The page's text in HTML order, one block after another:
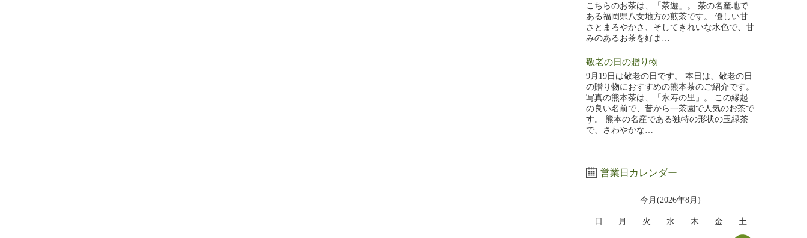
こちらのお茶は、「茶遊」。 茶の名産地で
ある福岡県八女地方の煎茶です。 優しい甘
さとまろやかさ、そしてきれいな水色で、甘
みのあるお茶を好ま…
敬老の日の贈り物
9月19日は敬老の日です。 本日は、敬老の日
の贈り物におすすめの熊本茶のご紹介です。
写真の熊本茶は、「永寿の里」。 この縁起
の良い名前で、昔から一茶園で人気のお茶で
す。 熊本の名産である独特の形状の玉緑茶
で、さわやかな…
営業日カレンダー
今月(2026年8月)
日 月 火 水 木 金 土